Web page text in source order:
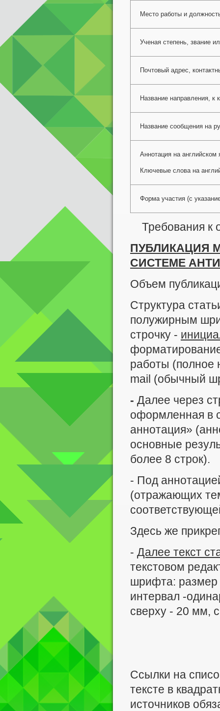
Место работы и
Ученая степень, звание
Почтовый адрес,
Название направления, к
Название сообщения на
Аннотация на английском
Ключевые слова на
Форма участия (с
Требования
ПУБЛИКАЦИЯ
СИСТЕМЕ
Объем
Структура
полужирным
строчку -
работы (полное
mail (обычный
- Далее через
оформленная в
аннотация»
основные
более 8 строк).
- Под
(отражающих
Здесь же
- Далее текст
текстовом
шрифта: размер
интервал -
сверху - 20 мм,
Ссылки на
тексте в
источников